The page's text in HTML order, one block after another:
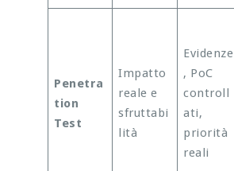
Penetra
tion
Test
Impatto
reale e
sfruttabi
lità
Evidenze
, PoC
controll
ati,
priorità
reali